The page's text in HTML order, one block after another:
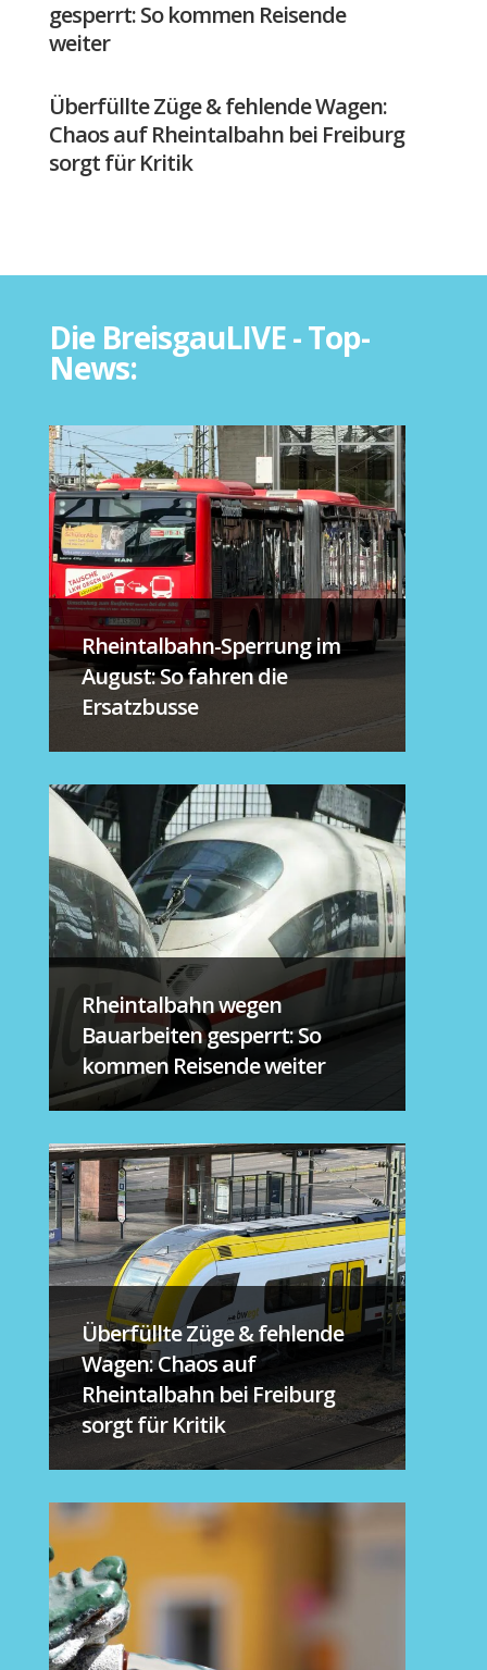
gesperrt: So kommen Reisende
weiter
Überfüllte Züge & fehlende Wagen:
Chaos auf Rheintalbahn bei Freiburg
sorgt für Kritik
Die BreisgauLIVE - Top-
News:
Rheintalbahn-Sperrung im
August: So fahren die
Ersatzbusse
Rheintalbahn wegen
Bauarbeiten gesperrt: So
kommen Reisende weiter
Überfüllte Züge & fehlende
Wagen: Chaos auf
Rheintalbahn bei Freiburg
sorgt für Kritik